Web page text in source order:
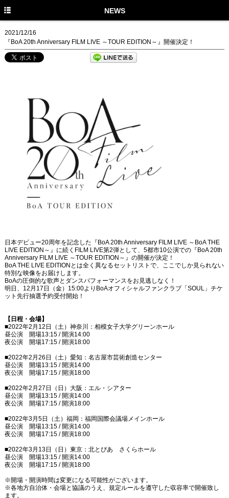
NEWS
2021/12/16
『BoA 20th Anniversary FILM LIVE ～TOUR EDITION～』開催決定！
日本デビュー20周年を記念した『BoA 20th Anniversary FILM LIVE ～BoA THE
LIVE EDITION～』に続くFILM LIVE第2弾として、5都市10公演での『BoA 20th
Anniversary FILM LIVE ～TOUR EDITION～』の開催が決定！
BoA THE LIVE EDITIONとは全く異なるセットリストで、ここでしか見られない
特別な映像をお届けします。
BoAの圧倒的な歌声とダンスパフォーマンスをお見逃しなく！
明日、12月17日（金）15:00よりBoAオフィシャルファンクラブ「SOUL」チケ
ット先行抽選予約受付開始！
【日程・会場】
■2022年2月12日（土）神奈川：相模女子大学グリーンホール
昼公演 開場13:15 / 開演14:00
夜公演 開場17:15 / 開演18:00
■2022年2月26日（土）愛知：名古屋市芸術創造センター
昼公演 開場13:15 / 開演14:00
夜公演 開場17:15 / 開演18:00
■2022年2月27日（日）大阪：エル・シアター
昼公演 開場13:15 / 開演14:00
夜公演 開場17:15 / 開演18:00
■2022年3月5日（土）福岡：福岡国際会議場メインホール
昼公演 開場13:15 / 開演14:00
夜公演 開場17:15 / 開演18:00
■2022年3月13日（日）東京：北とぴあ さくらホール
昼公演 開場13:15 / 開演14:00
夜公演 開場17:15 / 開演18:00
※開場・開演時間は変更になる可能性がございます。
※各地方自治体・会場と協議のうえ、規定ルールを遵守した収容率で開催致し
ます。
NEWS
MEDIA
DISCOGRAPHY
MUSIC VIDEO
GOODS
STAFF TWITTER
FANCLUB